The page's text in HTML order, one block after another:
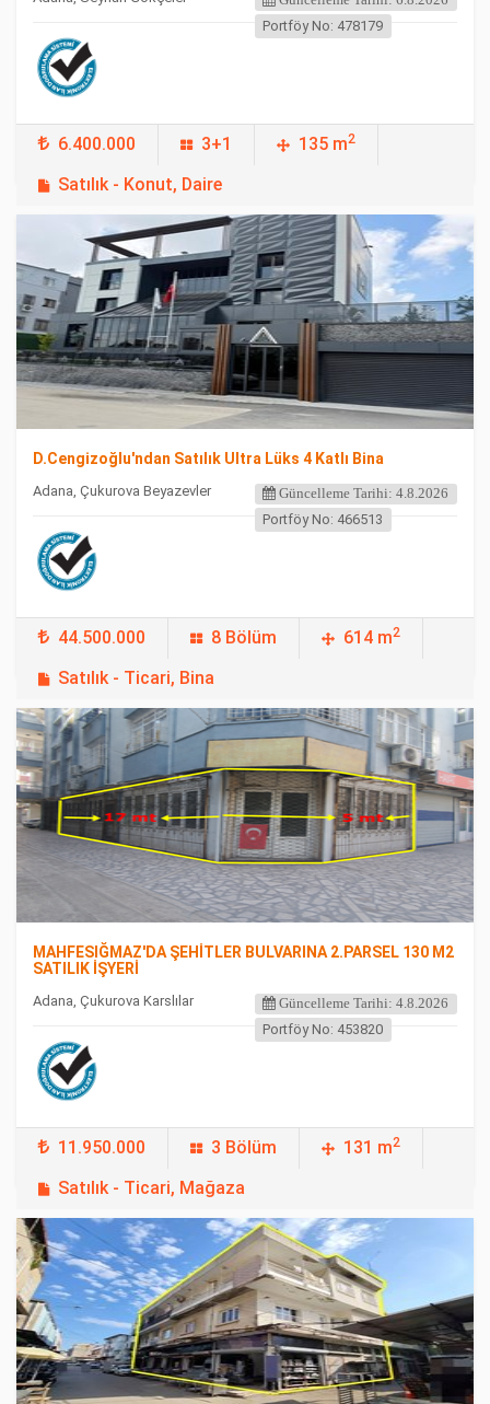
Portföy No: 478179
6.400.000 3+1 135 m2
Satılık - Konut, Daire
FEATURED
D.Cengi̇zoğlu'ndan Satılık Ultra Lüks 4 Katlı Bi̇na
Adana, Çukurova Beyazevler Güncelleme Tarihi: 4.8.2026
Portföy No: 466513
44.500.000 8 Bölüm 614 m2
Satılık - Ticari, Bina
FEATURED
MAHFESIĞMAZ'DA ŞEHİTLER BULVARINA 2.PARSEL 130 M2
SATILIK İŞYERİ
Adana, Çukurova Karslılar Güncelleme Tarihi: 4.8.2026
Portföy No: 453820
11.950.000 3 Bölüm 131 m2
Satılık - Ticari, Mağaza
FEATURED